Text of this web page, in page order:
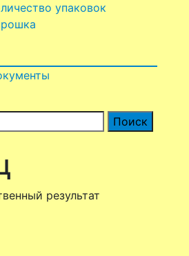
упаковок
результат